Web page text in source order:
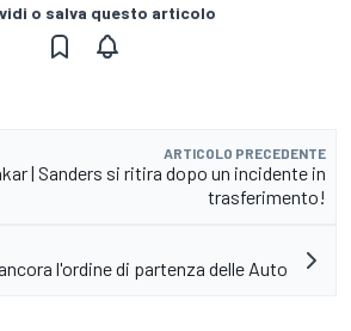
o salva questo articolo
ARTICOLO PRECEDENTE
| Sanders si ritira dopo un incidente in
trasferimento!
l'ordine di partenza delle Auto